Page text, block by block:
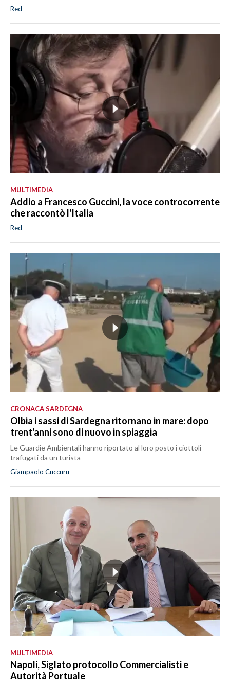
Red
MULTIMEDIA
Addio a Francesco Guccini, la voce controcorrente
che raccontò l'Italia
Red
CRONACA SARDEGNA
Olbia i sassi di Sardegna ritornano in mare: dopo
trent'anni sono di nuovo in spiaggia
Le Guardie Ambientali hanno riportato al loro posto i ciottoli
trafugati da un turista
Giampaolo Cuccuru
MULTIMEDIA
Napoli, Siglato protocollo Commercialisti e
Autorità Portuale